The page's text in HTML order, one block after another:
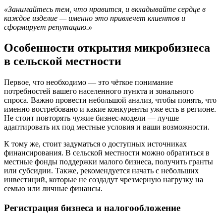
«Занимайтесь тем, что нравится, и вкладывайте сердце в
каждое изделие — именно это привлечет клиентов и
сформирует репутацию.»
Особенности открытия микробизнеса
в сельской местности
Первое, что необходимо — это чёткое понимание
потребностей вашего населенного пункта и зонального
спроса. Важно провести небольшой анализ, чтобы понять, что
именно востребовано и какие конкуренты уже есть в регионе.
Не стоит повторять чужие бизнес-модели — лучше
адаптировать их под местные условия и ваши возможности.
К тому же, стоит задуматься о доступных источниках
финансирования. В сельской местности можно обратиться в
местные фонды поддержки малого бизнеса, получить гранты
или субсидии. Также, рекомендуется начать с небольших
инвестиций, которые не создадут чрезмерную нагрузку на
семью или личные финансы.
Регистрация бизнеса и налогообложение